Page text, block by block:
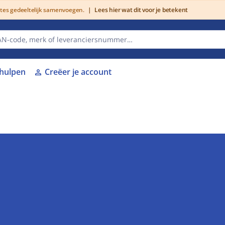
gedeeltelijk samenvoegen. | Lees hier wat dit voor je betekent
person Creëer je account